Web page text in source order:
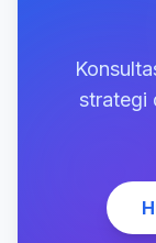
strategi